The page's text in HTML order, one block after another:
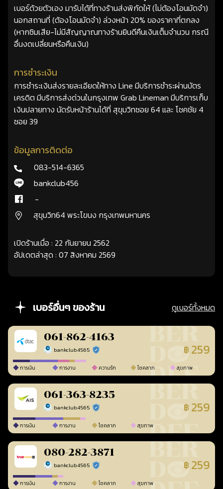
เบอร์ด้วยตัวเอง มารับได้ที่ทางร้านส่งพิกัดให้ (ไม่ต้องโอนมัดจำ)
นอกสถานที่ (ต้องโอนมัดจำ) ล่วงหน้า 20% ของราคาที่ตกลง
(หากซิมเสีย-ไม่มีสัญญาณทางร้านยินดีคืนเงินเต็มจำนวน กรณี
อื่นงดเปลี่ยนหรือคืนเงิน)
การชำระเงิน
การชำระเงินส่งรายละเอียดให้ทาง Line มีบริการชำระผ่านบัตร
เครดิต มีบริการส่งด่วนในกรุงเทพ Grab Lineman มีบริการเก็บ
เงินปลายทาง นัดรับหน้าร้านได้ที่ สุขุมวิทซอย 64 และ โชคชัย 4
ซอย 39
ข้อมูลการติดต่อ
083-514-6365
bankclub456
-
สุขุมวิท64 พระโขนง กรุงเทพมหานคร
เปิดร้านเมื่อ : 22 กันยายน 2562
อัปเดตล่าสุด : 07 สิงหาคม 2569
เบอร์อื่นๆ ของร้าน ดูเบอร์ทั้งหมด
061-862-4163
bankclub4565 ร้านยืนยันแล้ว ฿ 259
การเงิน การงาน ความรัก โชคลาภ สุขภาพ
061-363-8235
bankclub4565 ร้านยืนยันแล้ว ฿ 259
การเงิน การงาน โชคลาภ สุขภาพ
080-282-3871
bankclub4565 ร้านยืนยันแล้ว ฿ 259
การเงิน การงาน โชคลาภ สุขภาพ